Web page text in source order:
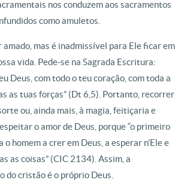
nos conduzem aos sacramentos
como amuletos.
amado, mas é inadmissível para Ele ficar em
vida. Pede-se na Sagrada Escritura:
Deus, com todo o teu coração, com toda a
as tuas forças” (Dt 6,5). Portanto, recorrer
ou, ainda mais, à magia, feitiçaria e
o amor de Deus, porque “o primeiro
o homem a crer em Deus, a esperar n’Ele e
as coisas” (CIC 2134). Assim, a
do cristão é o próprio Deus.